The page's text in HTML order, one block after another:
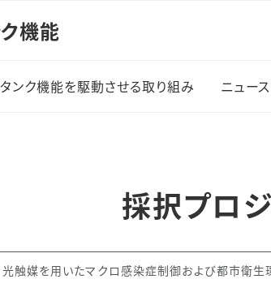
機能
ンク機能を駆動させる取り組み
市合同企画会
ニュース
採択プロ
光触媒を用いたマクロ感染症制御および都市衛